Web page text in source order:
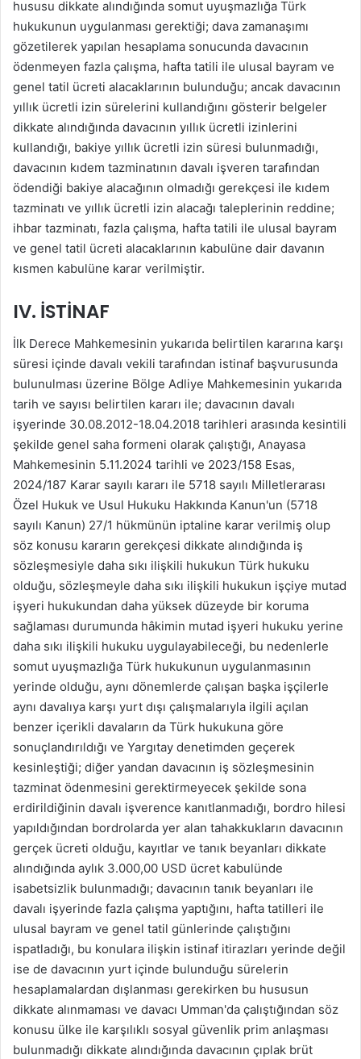
hususu dikkate alındığında somut uyuşmazlığa Türk
hukukunun uygulanması gerektiği; dava zamanaşımı
gözetilerek yapılan hesaplama sonucunda davacının
ödenmeyen fazla çalışma, hafta tatili ile ulusal bayram ve
genel tatil ücreti alacaklarının bulunduğu; ancak davacının
yıllık ücretli izin sürelerini kullandığını gösterir belgeler
dikkate alındığında davacının yıllık ücretli izinlerini
kullandığı, bakiye yıllık ücretli izin süresi bulunmadığı,
davacının kıdem tazminatının davalı işveren tarafından
ödendiği bakiye alacağının olmadığı gerekçesi ile kıdem
tazminatı ve yıllık ücretli izin alacağı taleplerinin reddine;
ihbar tazminatı, fazla çalışma, hafta tatili ile ulusal bayram
ve genel tatil ücreti alacaklarının kabulüne dair davanın
kısmen kabulüne karar verilmiştir.
IV. İSTİNAF
İlk Derece Mahkemesinin yukarıda belirtilen kararına karşı
süresi içinde davalı vekili tarafından istinaf başvurusunda
bulunulması üzerine Bölge Adliye Mahkemesinin yukarıda
tarih ve sayısı belirtilen kararı ile; davacının davalı
işyerinde 30.08.2012-18.04.2018 tarihleri arasında kesintili
şekilde genel saha formeni olarak çalıştığı, Anayasa
Mahkemesinin 5.11.2024 tarihli ve 2023/158 Esas,
2024/187 Karar sayılı kararı ile 5718 sayılı Milletlerarası
Özel Hukuk ve Usul Hukuku Hakkında Kanun'un (5718
sayılı Kanun) 27/1 hükmünün iptaline karar verilmiş olup
söz konusu kararın gerekçesi dikkate alındığında iş
sözleşmesiyle daha sıkı ilişkili hukukun Türk hukuku
olduğu, sözleşmeyle daha sıkı ilişkili hukukun işçiye mutad
işyeri hukukundan daha yüksek düzeyde bir koruma
sağlaması durumunda hâkimin mutad işyeri hukuku yerine
daha sıkı ilişkili hukuku uygulayabileceği, bu nedenlerle
somut uyuşmazlığa Türk hukukunun uygulanmasının
yerinde olduğu, aynı dönemlerde çalışan başka işçilerle
aynı davalıya karşı yurt dışı çalışmalarıyla ilgili açılan
benzer içerikli davaların da Türk hukukuna göre
sonuçlandırıldığı ve Yargıtay denetimden geçerek
kesinleştiği; diğer yandan davacının iş sözleşmesinin
tazminat ödenmesini gerektirmeyecek şekilde sona
erdirildiğinin davalı işverence kanıtlanmadığı, bordro hilesi
yapıldığından bordrolarda yer alan tahakkukların davacının
gerçek ücreti olduğu, kayıtlar ve tanık beyanları dikkate
alındığında aylık 3.000,00 USD ücret kabulünde
isabetsizlik bulunmadığı; davacının tanık beyanları ile
davalı işyerinde fazla çalışma yaptığını, hafta tatilleri ile
ulusal bayram ve genel tatil günlerinde çalıştığını
ispatladığı, bu konulara ilişkin istinaf itirazları yerinde değil
ise de davacının yurt içinde bulunduğu sürelerin
hesaplamalardan dışlanması gerekirken bu hususun
dikkate alınmaması ve davacı Umman'da çalıştığından söz
konusu ülke ile karşılıklı sosyal güvenlik prim anlaşması
bulunmadığı dikkate alındığında davacının çıplak brüt